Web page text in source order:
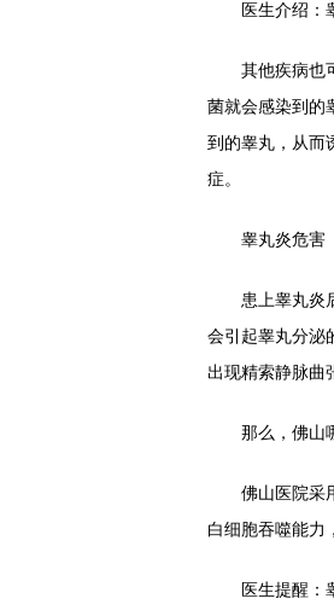
医生介绍：
其他疾病也可
菌就会感染到的
到的睾丸，从而
症。
睾丸炎危害
患上睾丸炎后
会引起睾丸分泌
出现精索静脉曲
那么，佛山哪
佛山医院采用
白细胞吞噬能力
医生提醒：睾